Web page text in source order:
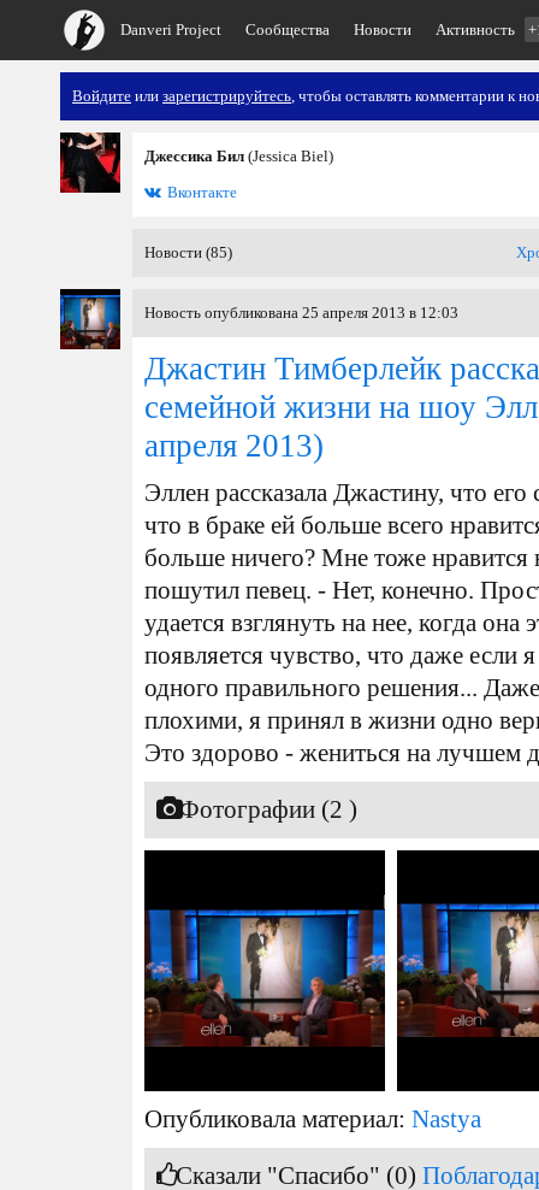
Danveri Project Сообщества Новости Активность
Войдите или зарегистрируйтесь, чтобы оставлять комментарии к
Джессика Бил (Jessica Biel)
Вконтакте
Новости (85)
Новость опубликована 25 апреля 2013 в 12:03
Джастин Тимберлейк
семейной жизни на шоу
апреля 2013)
Эллен рассказала Джастину, что
что в браке ей больше всего
больше ничего? Мне тоже
пошутил певец. - Нет, конечно.
удается взглянуть на нее, когда она
появляется чувство, что даже
одного правильного решения...
плохими, я принял в жизни одно
Это здорово - жениться на лучшем
Фотографии (2 )
Опубликовала материал: Nastya
Сказали "Спасибо" (0)